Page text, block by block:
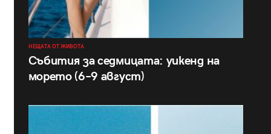
НЕЩАТА ОТ ЖИВОТА
Събития за седмицата: уикенд на
морето (6–9 август)